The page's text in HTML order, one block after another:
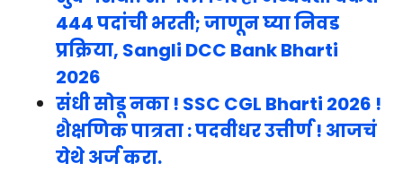
444 पदांची भरती; जाणून घ्या निवड
प्रक्रिया, Sangli DCC Bank Bharti
2026
संधी सोडू नका ! SSC CGL Bharti 2026 !
शैक्षणिक पात्रता : पदवीधर उत्तीर्ण ! आजचं
येथे अर्ज करा.